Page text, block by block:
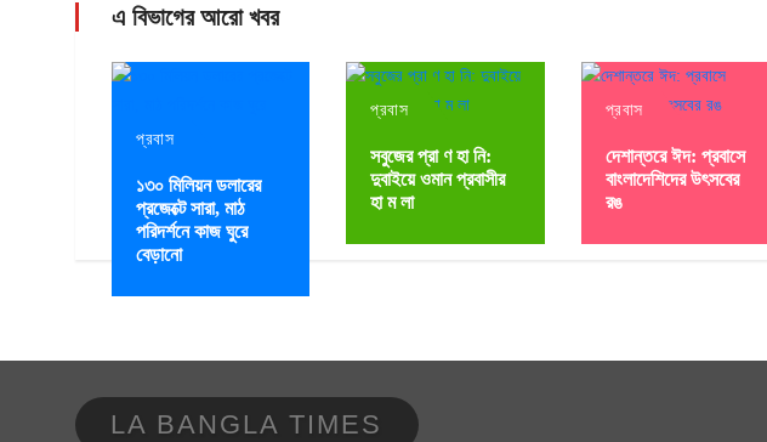
এ বিভাগের আরো খবর
প্রবাস
১৩০ মিলিয়ন ডলারের
প্রজেক্টে সারা, মাঠ
পরিদর্শনে কাজ ঘুরে
বেড়ানো
প্রবাস
সবুজের প্রা ণ হা নি:
দুবাইয়ে ওমান প্রবাসীর
হা ম লা
প্রবাস
দেশান্তরে ঈদ: প্রবাসে
বাংলাদেশিদের উৎসবের
রঙ
LA BANGLA TIMES